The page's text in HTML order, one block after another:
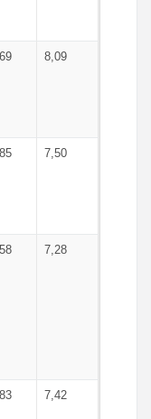
8,09
7,50
7,28
7,42